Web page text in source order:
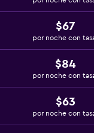
$67
por noche con
$84
por noche con
$63
por noche con